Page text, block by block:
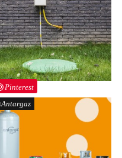
Pinterest
Antargaz